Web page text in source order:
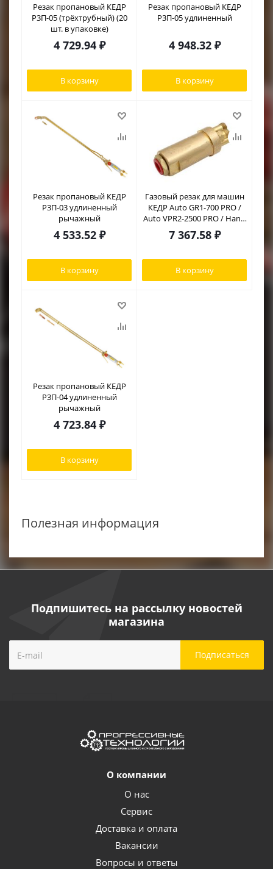
Резак пропановый КЕДР
Р3П-05 (трёхтрубный) (20
шт. в упаковке)
4 729.94₽
В корзину
Резак пропановый КЕДР
Р3П-05 удлиненный
4 948.32₽
В корзину
Резак пропановый КЕДР
Р3П-03 удлиненный
рычажный
4 533.52₽
В корзину
Газовый резак для машин
КЕДР Auto GR1-700 PRO /
Auto VPR2-2500 PRO / Hand
GR2-1000 PRO
7 367.58₽
В корзину
Резак пропановый КЕДР
Р3П-04 удлиненный
рычажный
4 723.84₽
В корзину
Полезная информация
Подпишитесь на рассылку новостей
магазина
О компании
О нас
Сервис
Доставка и оплата
Вакансии
Вопросы и ответы